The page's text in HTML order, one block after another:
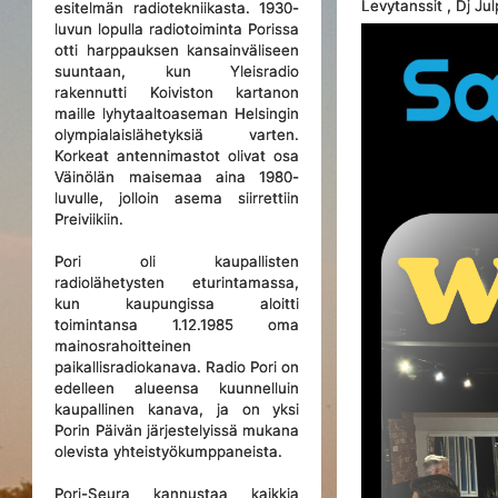
esitelmän radiotekniikasta. 1930-
luvun lopulla radiotoiminta Porissa
otti harppauksen kansainväliseen
suuntaan, kun Yleisradio
rakennutti Koiviston kartanon
maille lyhytaaltoaseman Helsingin
olympialaislähetyksiä varten.
Korkeat antennimastot olivat osa
Väinölän maisemaa aina 1980-
luvulle, jolloin asema siirrettiin
Preiviikiin.
Pori oli kaupallisten
radiolähetysten eturintamassa,
kun kaupungissa aloitti
toimintansa 1.12.1985 oma
mainosrahoitteinen
paikallisradiokanava. Radio Pori on
edelleen alueensa kuunnelluin
kaupallinen kanava, ja on yksi
Porin Päivän järjestelyissä mukana
olevista yhteistyökumppaneista.
Pori-Seura kannustaa kaikkia
Levytanssit , Dj